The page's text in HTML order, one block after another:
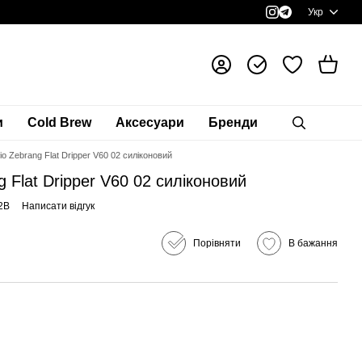
Укр
Cold Brew Аксесуари Бренди
Zebrang Flat Dripper V60 02 силіконовий
Dripper V60 02 силіконовий
Написати відгук
Порівняти В бажання